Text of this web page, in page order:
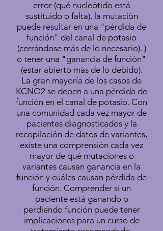
error (qué nucleótido está
sustituido o falta), la mutación
puede resultar en una "pérdida de
función" del canal de potasio
(cerrándose más de lo necesario). )
o tener una "ganancia de función"
(estar abierto más de lo debido).
La gran mayoría de los casos de
KCNQ2 se deben a una pérdida de
función en el canal de potasio. Con
una comunidad cada vez mayor de
pacientes diagnosticados y la
recopilación de datos de variantes,
existe una comprensión cada vez
mayor de qué mutaciones o
variantes causan ganancia en la
función y cuáles causan pérdida de
función. Comprender si un
paciente está ganando o
perdiendo función puede tener
implicaciones para un curso de